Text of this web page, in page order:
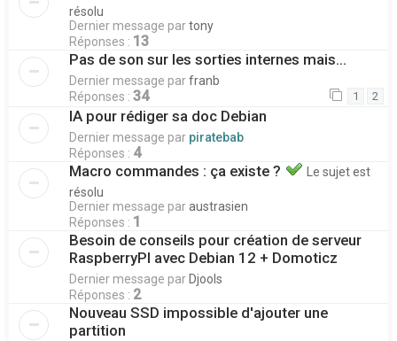
résolu
Dernier message partony
Réponses : 13
Pas de son sur les sorties internes mais...
Dernier message parfranb
Réponses : 34 1 2
IA pour rédiger sa doc Debian
Dernier message par piratebab
Réponses : 4
Macro commandes : ça existe ?
Le sujet est
résolu
Dernier message paraustrasien
Réponses : 1
Besoin de conseils pour création de serveur
RaspberryPI avec Debian 12 + Domoticz
Dernier message par Djools
Réponses : 2
Nouveau SSD impossible d'ajouter une
partition